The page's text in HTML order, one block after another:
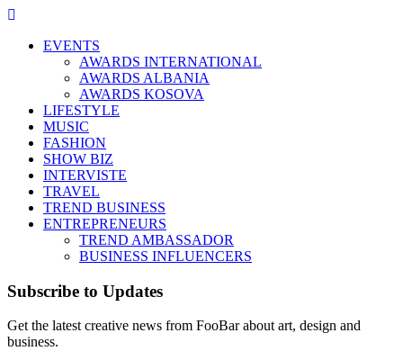
EVENTS
AWARDS INTERNATIONAL
AWARDS ALBANIA
AWARDS KOSOVA
LIFESTYLE
MUSIC
FASHION
SHOW BIZ
INTERVISTE
TRAVEL
TREND BUSINESS
ENTREPRENEURS
TREND AMBASSADOR
BUSINESS INFLUENCERS
Subscribe to Updates
Get the latest creative news from FooBar about art, design and
business.